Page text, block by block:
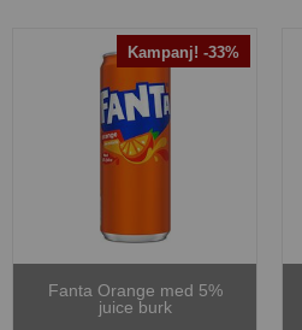
Kampanj! -33%
Fanta Orange med 5%
juice burk